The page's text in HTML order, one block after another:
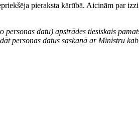
pieraksta kārtībā. Aicinām par
datu) apstrādes tiesiskais
personas datus saskaņā ar Ministru